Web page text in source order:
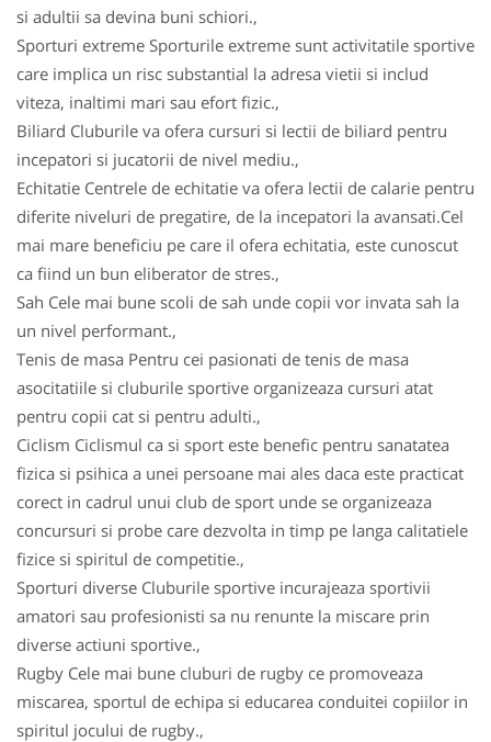
si adultii sa devina buni schiori.,
Sporturi extreme Sporturile extreme sunt activitatile sportive
care implica un risc substantial la adresa vietii si includ
viteza, inaltimi mari sau efort fizic.,
Biliard Cluburile va ofera cursuri si lectii de biliard pentru
incepatori si jucatorii de nivel mediu.,
Echitatie Centrele de echitatie va ofera lectii de calarie pentru
diferite niveluri de pregatire, de la incepatori la avansati.Cel
mai mare beneficiu pe care il ofera echitatia, este cunoscut
ca fiind un bun eliberator de stres.,
Sah Cele mai bune scoli de sah unde copii vor invata sah la
un nivel performant.,
Tenis de masa Pentru cei pasionati de tenis de masa
asocitatiile si cluburile sportive organizeaza cursuri atat
pentru copii cat si pentru adulti.,
Ciclism Ciclismul ca si sport este benefic pentru sanatatea
fizica si psihica a unei persoane mai ales daca este practicat
corect in cadrul unui club de sport unde se organizeaza
concursuri si probe care dezvolta in timp pe langa calitatiele
fizice si spiritul de competitie.,
Sporturi diverse Cluburile sportive incurajeaza sportivii
amatori sau profesionisti sa nu renunte la miscare prin
diverse actiuni sportive.,
Rugby Cele mai bune cluburi de rugby ce promoveaza
miscarea, sportul de echipa si educarea conduitei copiilor in
spiritul jocului de rugby.,